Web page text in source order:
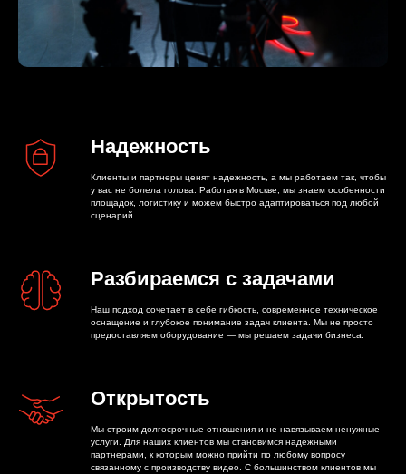
Надежность
Клиенты и партнеры ценят надежность, а мы работаем так, чтобы
у вас не болела голова. Работая в Москве, мы знаем особенности
площадок, логистику и можем быстро адаптироваться под любой
сценарий.
Разбираемся с задачами
Наш подход сочетает в себе гибкость, современное техническое
оснащение и глубокое понимание задач клиента. Мы не просто
предоставляем оборудование — мы решаем задачи бизнеса.
Открытость
Мы строим долгосрочные отношения и не навязываем ненужные
услуги. Для наших клиентов мы становимся надежными
партнерами, к которым можно прийти по любому вопросу
связанному с производству видео. С большинством клиентов мы